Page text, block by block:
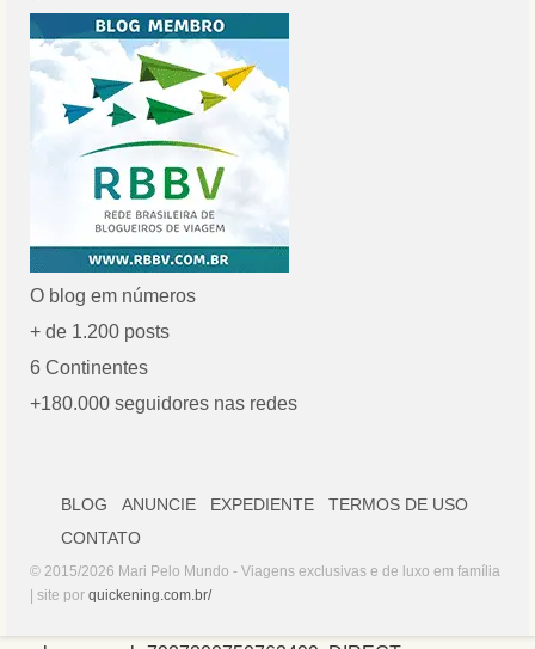
O blog em números
+ de 1.200 posts
6 Continentes
+180.000 seguidores nas redes
BLOG ANUNCIE EXPEDIENTE
TERMOS DE USO
CONTATO
© 2015/2026 Mari Pelo Mundo - Viagens exclusivas e de luxo em família
| site por quickening.com.br/